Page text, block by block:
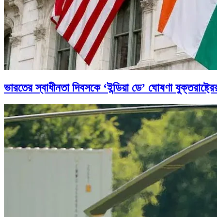
ভারতের স্বাধীনতা দিবসকে ‘ইন্ডিয়া ডে’ ঘোষণা